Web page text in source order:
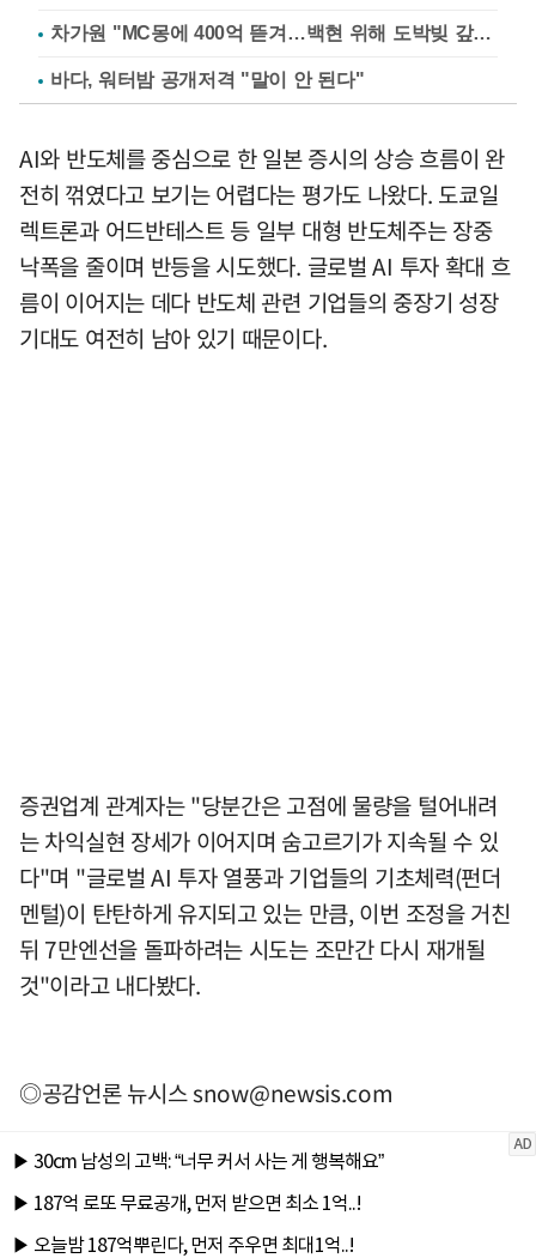
차가원 "MC몽에 400억 뜯겨…백현 위해 도박빚 갚아줘"
바다, 워터밤 공개저격 "말이 안 된다"
AI와 반도체를 중심으로 한 일본 증시의 상승 흐름이 완
전히 꺾였다고 보기는 어렵다는 평가도 나왔다. 도쿄일
렉트론과 어드반테스트 등 일부 대형 반도체주는 장중
낙폭을 줄이며 반등을 시도했다. 글로벌 AI 투자 확대 흐
름이 이어지는 데다 반도체 관련 기업들의 중장기 성장
기대도 여전히 남아 있기 때문이다.
증권업계 관계자는 "당분간은 고점에 물량을 털어내려
는 차익실현 장세가 이어지며 숨고르기가 지속될 수 있
다"며 "글로벌 AI 투자 열풍과 기업들의 기초체력(펀더
멘털)이 탄탄하게 유지되고 있는 만큼, 이번 조정을 거친
뒤 7만엔선을 돌파하려는 시도는 조만간 다시 재개될
것"이라고 내다봤다.
◎공감언론 뉴시스snow@newsis.com